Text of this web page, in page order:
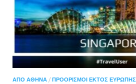
ΑΠΌ ΑΘΉΝΑ / ΠΡΟΟΡΙΣΜΟΊ ΕΚΤΌΣ ΕΥΡΏΠΗΣ